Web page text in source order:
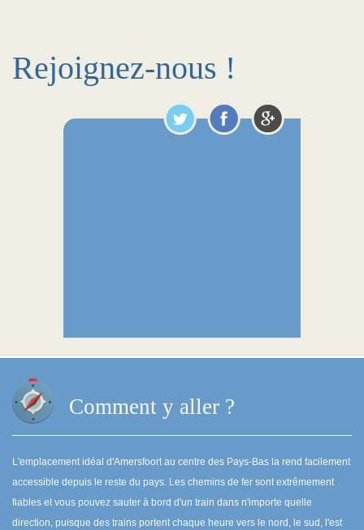
Rejoignez-nous !
Comment y aller ?
L'emplacement idéal d'Amersfoort au centre des Pays-Bas la rend facilement
accessible depuis le reste du pays. Les chemins de fer sont extrêmement
fiables et vous pouvez sauter à bord d'un train dans n'importe quelle
direction, puisque des trains portent chaque heure vers le nord, le sud, l'est